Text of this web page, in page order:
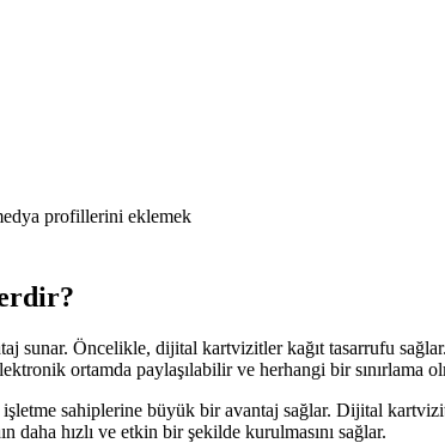
profillerini eklemek
sunar. Öncelikle, dijital kartvizitler kağıt tasarrufu
ortamda paylaşılabilir ve herhangi bir sınırlama
sahiplerine büyük bir avantaj sağlar. Dijital
daha hızlı ve etkin bir şekilde kurulmasını sağlar.